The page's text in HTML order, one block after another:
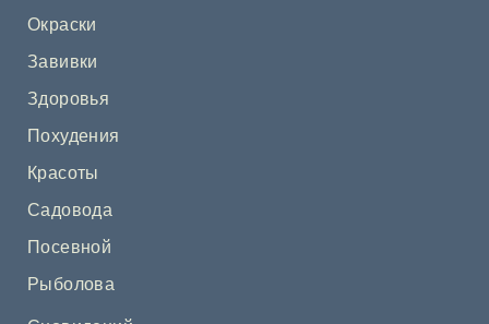
Окраски
Завивки
Здоровья
Похудения
Красоты
Садовода
Посевной
Рыболова